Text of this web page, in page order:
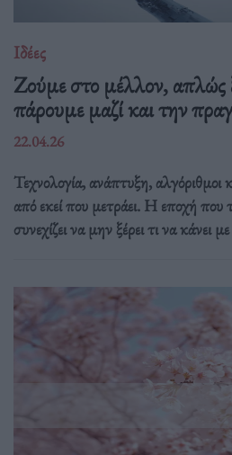
Ιδέες
Ζούμε στο μέλλον, απλώς
πάρουμε μαζί και την
22.04.26
Τεχνολογία, ανάπτυξη, αλγόριθμοι
από εκεί που μετράει. Η εποχή που
συνεχίζει να μην ξέρει τι να κάνει